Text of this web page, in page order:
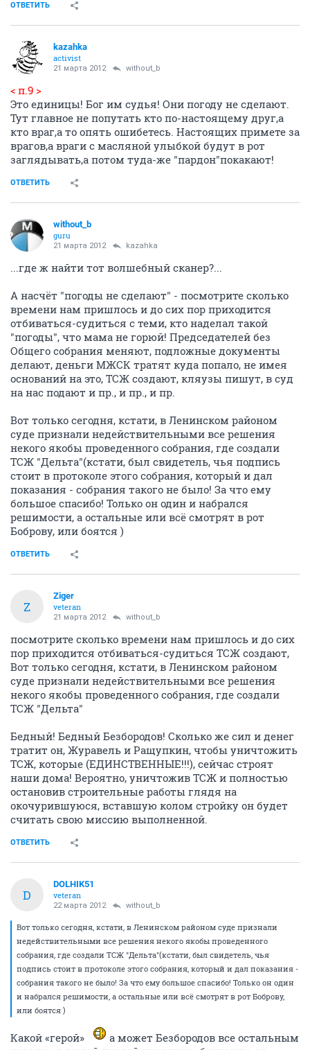
ОТВЕТИТЬ
kazahka
activist
21 марта 2012 without_b
< п.9 >
Это единицы! Бог им судья! Они погоду не сделают.
Тут главное не попутать кто по-настоящему друг,а
кто враг,а то опять ошибетесь. Настоящих примете за
врагов,а враги с масляной улыбкой будут в рот
заглядывать,а потом туда-же "пардон"покакают!
ОТВЕТИТЬ
without_b
guru
21 марта 2012 kazahka
...где ж найти тот волшебный сканер?...
А насчёт "погоды не сделают" - посмотрите сколько
времени нам пришлось и до сих пор приходится
отбиваться-судиться с теми, кто наделал такой
"погоды", что мама не горюй! Председателей без
Общего собрания меняют, подложные документы
делают, деньги МЖСК тратят куда попало, не имея
оснований на это, ТСЖ создают, кляузы пишут, в суд
на нас подают и пр., и пр., и пр.
Вот только сегодня, кстати, в Ленинском районом
суде признали недействительными все решения
некого якобы проведенного собрания, где создали
ТСЖ "Дельта"(кстати, был свидетель, чья подпись
стоит в протоколе этого собрания, который и дал
показания - собрания такого не было! За что ему
большое спасибо! Только он один и набрался
решимости, а остальные или всё смотрят в рот
Боброву, или боятся )
ОТВЕТИТЬ
Z
Ziger
veteran
21 марта 2012 without_b
посмотрите сколько времени нам пришлось и до сих
пор приходится отбиваться-судиться ТСЖ создают,
Вот только сегодня, кстати, в Ленинском районом
суде признали недействительными все решения
некого якобы проведенного собрания, где создали
ТСЖ "Дельта"
Бедный! Бедный Безбородов! Сколько же сил и денег
тратит он, Журавель и Ращупкин, чтобы уничтожить
ТСЖ, которые (ЕДИНСТВЕННЫЕ!!!), сейчас строят
наши дома! Вероятно, уничтожив ТСЖ и полностью
остановив строительные работы глядя на
окочурившуюся, вставшую колом стройку он будет
считать свою миссию выполненной.
ОТВЕТИТЬ
D
DOLHIK51
veteran
22 марта 2012 without_b
Вот только сегодня, кстати, в Ленинском районом суде признали
недействительными все решения некого якобы проведенного
собрания, где создали ТСЖ "Дельта"(кстати, был свидетель, чья
подпись стоит в протоколе этого собрания, который и дал показания -
собрания такого не было! За что ему большое спасибо! Только он один
и набрался решимости, а остальные или всё смотрят в рот Боброву,
или боятся )
Какой «герой»
а может Безбородов все остальным